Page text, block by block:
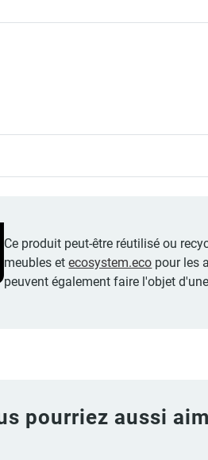
Ce produit peut-être réutilisé ou
meubles etecosystem.eco pour les
peuvent également faire l'objet
pourriez aussi